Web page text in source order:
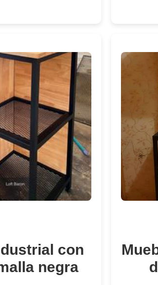
con
negra